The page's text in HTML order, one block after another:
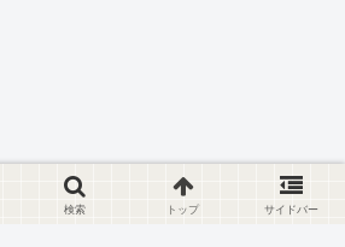
検索 トップ サイドバー